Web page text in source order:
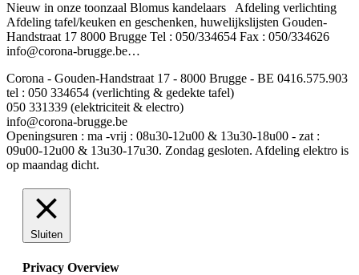
Nieuw in onze toonzaal Blomus kandelaars Afdeling verlichting
Afdeling tafel/keuken en geschenken, huwelijkslijsten Gouden-
Handstraat 17 8000 Brugge Tel : 050/334654 Fax : 050/334626
info@corona-brugge.be…
Corona - Gouden-Handstraat 17 - 8000 Brugge - BE 0416.575.903
tel : 050 334654 (verlichting & gedekte tafel)
050 331339 (elektriciteit & electro)
info@corona-brugge.be
Openingsuren : ma -vrij : 08u30-12u00 & 13u30-18u00 - zat :
09u00-12u00 & 13u30-17u30. Zondag gesloten. Afdeling elektro is
op maandag dicht.
Sluiten
Privacy Overview